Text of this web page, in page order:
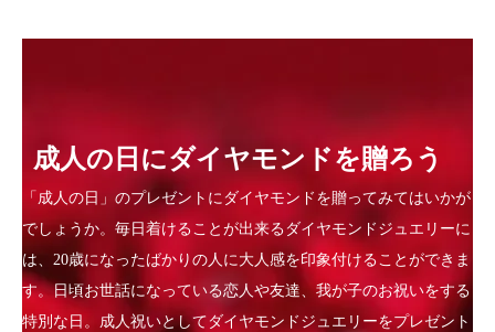
成人の日にダイヤモンドを贈ろう
「成人の日」のプレゼントにダイヤモンドを贈ってみてはいかが
でしょうか。毎日着けることが出来るダイヤモンドジュエリーに
は、20歳になったばかりの人に大人感を印象付けることができま
す。日頃お世話になっている恋人や友達、我が子のお祝いをする
特別な日。成人祝いとしてダイヤモンドジュエリーをプレゼント